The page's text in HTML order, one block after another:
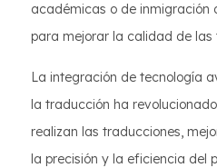
académicas o de inmigración
para mejorar la calidad de las
La integración de tecnología
la traducción ha
realizan las traducciones,
la precisión y la eficiencia del